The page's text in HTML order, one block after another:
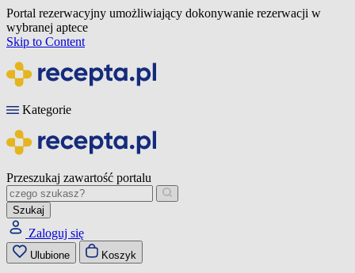
Portal rezerwacyjny umożliwiający dokonywanie rezerwacji w
wybranej aptece
Skip to Content
Kategorie
Przeszukaj zawartość portalu
Szukaj
Zaloguj się
Ulubione Koszyk